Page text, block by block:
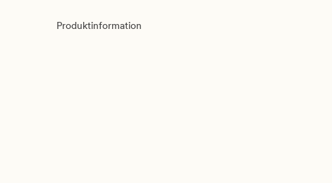
Produktinformation